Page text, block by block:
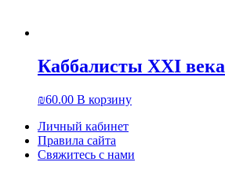
Каббалисты XXI века
₪60.00 В корзину
Личный кабинет
Правила сайта
Свяжитесь с нами